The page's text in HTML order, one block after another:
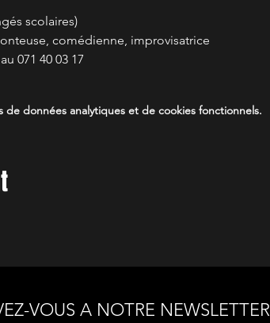
scolaires)
comédienne, improvisatrice
071 40 03 17
données analytiques et de cookies fonctionnels.
VOUS A NOTRE NEWSLETTER